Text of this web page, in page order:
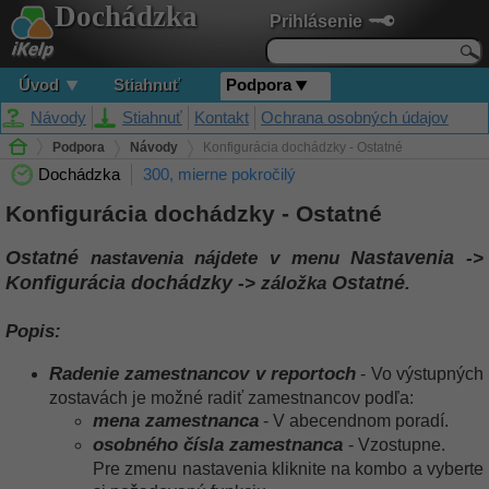
Prihlásenie
Dochádzka
Úvod Stiahnuť
Podpora
Návody
Stiahnuť Kontakt Ochrana osobných údajov
Podpora Návody Konfigurácia dochádzky - Ostatné
Dochádzka 300, mierne pokročilý
Konfigurácia dochádzky - Ostatné
Ostatné nastavenia nájdete v menuNastavenia ->
Konfigurácia dochádzky-> záložka Ostatné.
Popis:
Radenie zamestnancov v reportoch - Vo výstupných
zostavách je možné radiť zamestnancov podľa:
mena zamestnanca - V abecendnom poradí.
osobného čísla zamestnanca - Vzostupne.
Pre zmenu nastavenia kliknite na kombo a vyberte